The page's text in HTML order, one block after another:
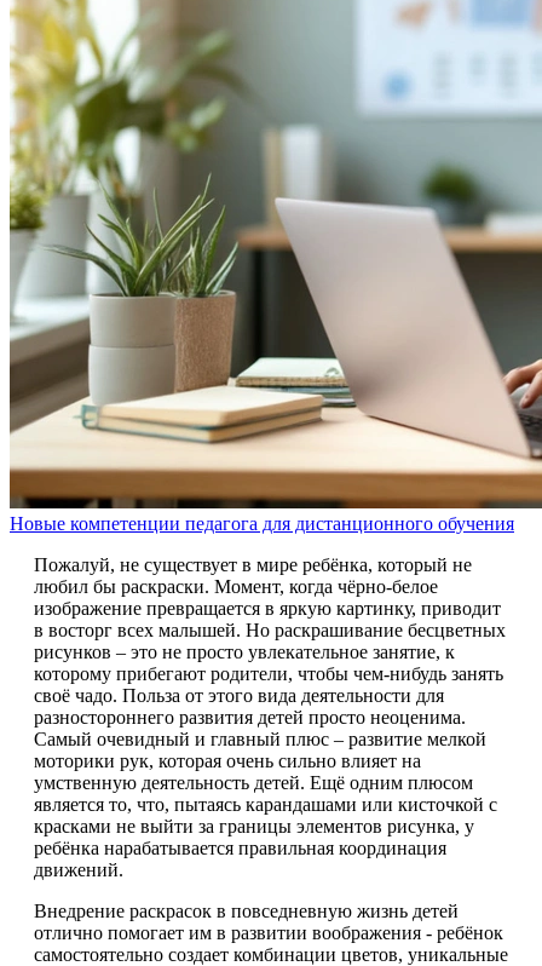
Новые компетенции педагога для дистанционного обучения
Пожалуй, не существует в мире ребёнка, который не
любил бы раскраски. Момент, когда чёрно-белое
изображение превращается в яркую картинку, приводит
в восторг всех малышей. Но раскрашивание бесцветных
рисунков – это не просто увлекательное занятие, к
которому прибегают родители, чтобы чем-нибудь занять
своё чадо. Польза от этого вида деятельности для
разностороннего развития детей просто неоценима.
Самый очевидный и главный плюс – развитие мелкой
моторики рук, которая очень сильно влияет на
умственную деятельность детей. Ещё одним плюсом
является то, что, пытаясь карандашами или кисточкой с
красками не выйти за границы элементов рисунка, у
ребёнка нарабатывается правильная координация
движений.
Внедрение раскрасок в повседневную жизнь детей
отлично помогает им в развитии воображения - ребёнок
самостоятельно создает комбинации цветов, уникальные